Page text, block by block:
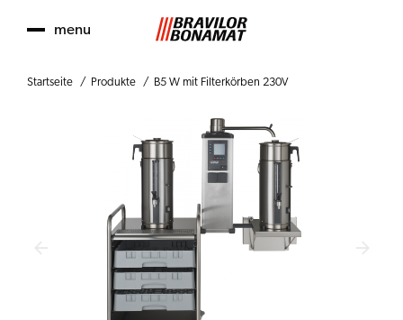
menu
Startseite Produkte B5 W mit Filterkörben 230V